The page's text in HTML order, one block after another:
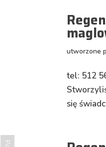
utworzone
tel: 512
się